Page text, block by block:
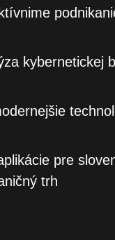
kybernetickej
pre
trh